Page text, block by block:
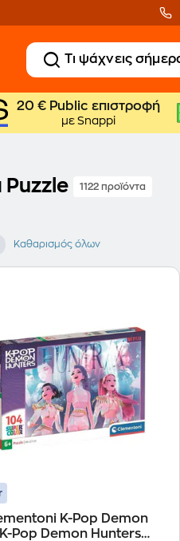
20 € Public επιστροφή
με Snappi
Puzzle 1122 προϊόντα
Καθαρισμός όλων
K-Pop Demon
Pop Demon Hunters